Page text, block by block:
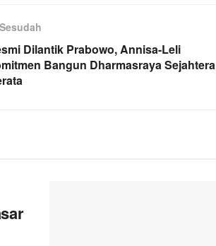
Dilantik Prabowo, Annisa-Leli
Bangun Dharmasraya Sejahtera